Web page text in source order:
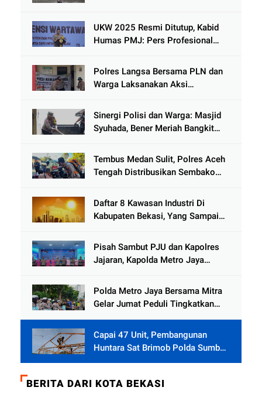
Kenjeran
UKW 2025 Resmi Ditutup, Kabid
Humas PMJ: Pers Profesional
Hoaks
Polres Langsa Bersama PLN dan
Warga Laksanakan Aksi
Tamiang
Sinergi Polisi dan Warga: Masjid
Syuhada, Bener Meriah Bangkit
Tembus Medan Sulit, Polres Aceh
Tengah Distribusikan Sembako
Jamat
Daftar 8 Kawasan Industri Di
Kabupaten Bekasi, Yang Sampai
Pisah Sambut PJU dan Kapolres
Jajaran, Kapolda Metro Jaya
Diperkuat
Polda Metro Jaya Bersama Mitra
Gelar Jumat Peduli Tingkatkan
Capai 47 Unit, Pembangunan
Huntara Sat Brimob Polda Sumbar
Terus Berjalan di Pauh
BERITA DARI KOTA BEKASI